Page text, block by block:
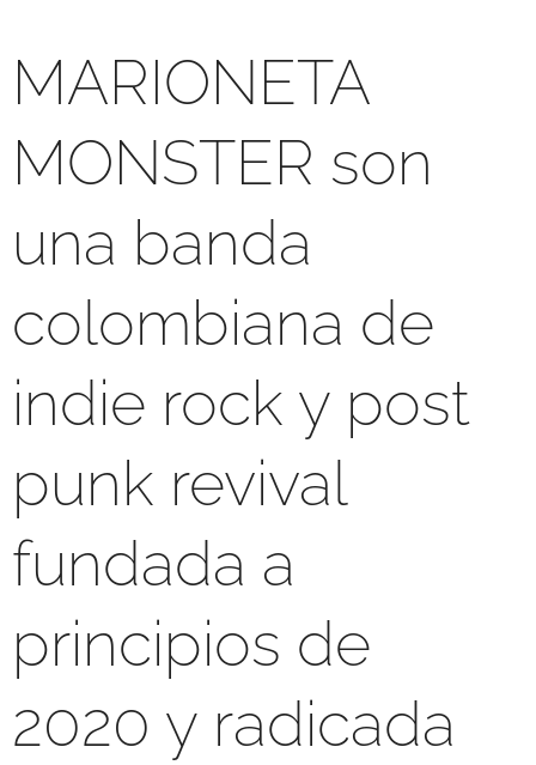
MARIONETA
MONSTER son
una banda
colombiana de
indie rock y post
punk revival
fundada a
principios de
2020 y radicada